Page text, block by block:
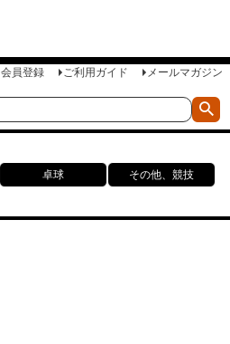
会員登録 ご利用ガイド メールマガジン
卓球
その他、競技